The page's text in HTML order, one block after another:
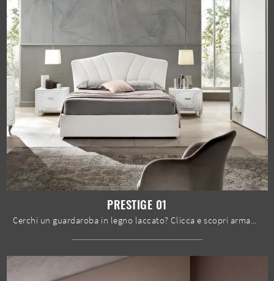
PRESTIGE 01
Cerchi un guardaroba in legno laccato? Clicca e scopri armadiature a muro con ante scorrevoli di Spar.